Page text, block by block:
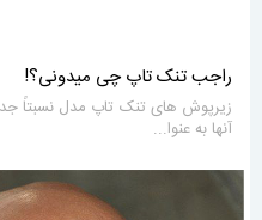
راجب تنک تاپ چی میدونی؟!
زیرپوش های تنک تاپ مدل نسبتاً
آنها به عنوا...